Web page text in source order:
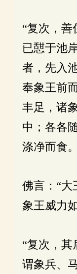
“复次，
已憇于池
者，先入
奉象王前
丰足，诸
中；各各
涤净而食
佛言：“大
象王威力如
“复次，
谓象兵、